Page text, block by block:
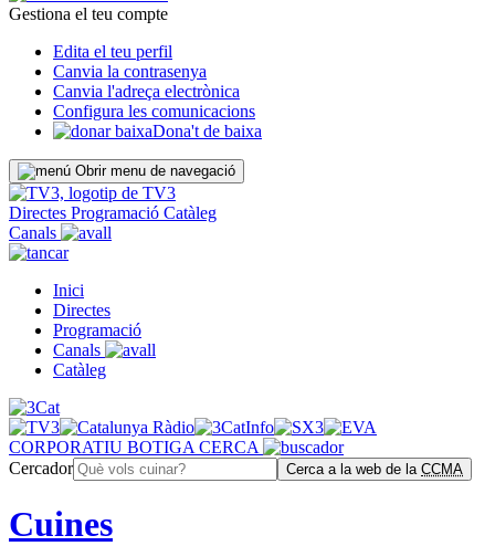
Gestiona el teu compte
Edita el teu perfil
Canvia la contrasenya
Canvia l'adreça electrònica
Configura les comunicacions
Dona't de baixa
Obrir menu de navegació
Directes Programació Catàleg
Canals
Inici
Directes
Programació
Canals
Catàleg
CORPORATIU BOTIGA CERCA
Cercador
Cerca a la web de la CCMA
Cuines